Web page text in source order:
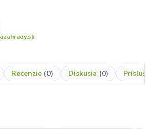
Recenzie 0 Diskusia 0